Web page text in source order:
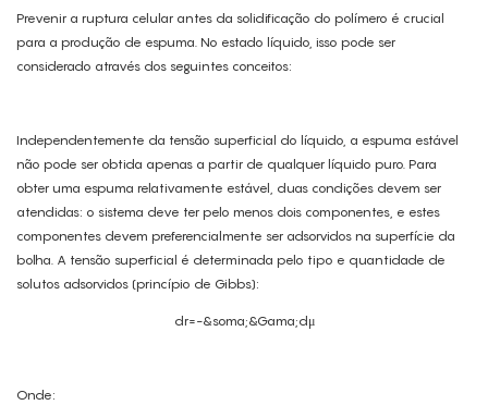
Prevenir a ruptura celular antes da solidificação do polímero é crucial
para a produção de espuma. No estado líquido, isso pode ser
considerado através dos seguintes conceitos:
Independentemente da tensão superficial do líquido, a espuma estável
não pode ser obtida apenas a partir de qualquer líquido puro. Para
obter uma espuma relativamente estável, duas condições devem ser
atendidas: o sistema deve ter pelo menos dois componentes, e estes
componentes devem preferencialmente ser adsorvidos na superfície da
bolha. A tensão superficial é determinada pelo tipo e quantidade de
solutos adsorvidos (princípio de Gibbs):
dr=-&soma;&Gama;dμ
Onde: